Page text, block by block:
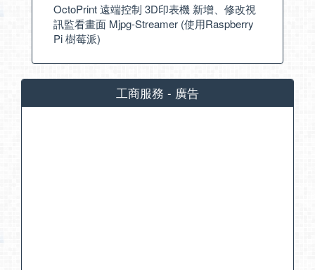
OctoPrint 遠端控制 3D印表機 新增、修改視
訊監看畫面 Mjpg-Streamer (使用Raspberry
Pi 樹莓派)
工商服務 - 廣告